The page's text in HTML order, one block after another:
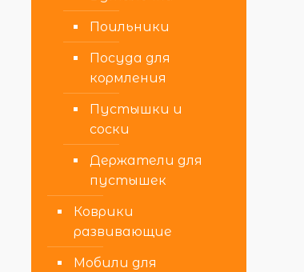
Поильники
Посуда для
кормления
Пустышки и
соски
Держатели для
пустышек
Коврики
развивающие
Мобили для